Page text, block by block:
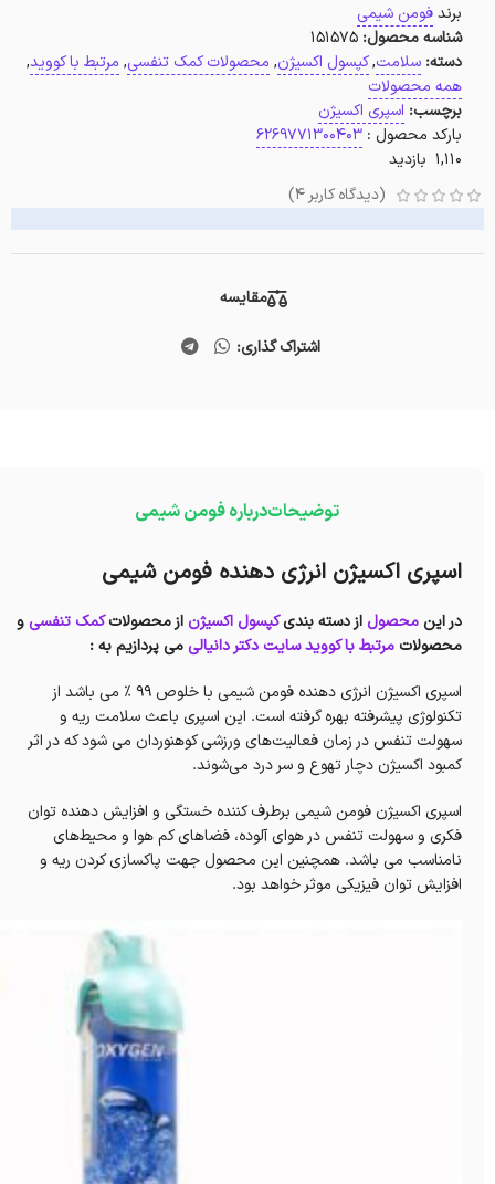
برندفومن شیمی
شناسه محصول: 151575
دسته: سلامت,کپسول اکسیژن, محصولات کمک تنفسی, مرتبط با کووید,
همه محصولات
برچسب: اسپری اکسیژن
بارکد محصول : ۶۲۶۹۷۷۱۳۰۰۴۰۳
1,110 بازدید
(دیدگاه کاربر 4
)
مقایسه
اشتراک گذاری:
توضیحاتدرباره فومن شیمی
اسپری اکسیژن انرژی دهنده فومن شیمی
در این محصول از دسته بندیکپسول اکسیژن از محصولاتکمک تنفسیو
محصولات مرتبط با کوویدسایت دکتر دانیالیمی پردازیم به :
اسپری اکسیژن انرژی دهنده فومن شیمی با خلوص ۹۹ % می باشد از
تکنولوژی پیشرفته بهره گرفته است. این اسپری باعث سلامت ریه و
سهولت تنفس در زمان فعالیت‌های ورزشی کوهنوردان می شود که در اثر
کمبود اکسیژن دچار تهوع و سر درد می‌شوند.
اسپری اکسیژن فومن شیمی برطرف کننده خستگی و افزایش دهنده توان
فکری و سهولت تنفس در هوای آلوده، فضاهای کم هوا و محیط‌های
نامناسب می باشد. همچنین این محصول جهت پاکسازی کردن ریه و
افزایش توان فیزیکی موثر خواهد بود.